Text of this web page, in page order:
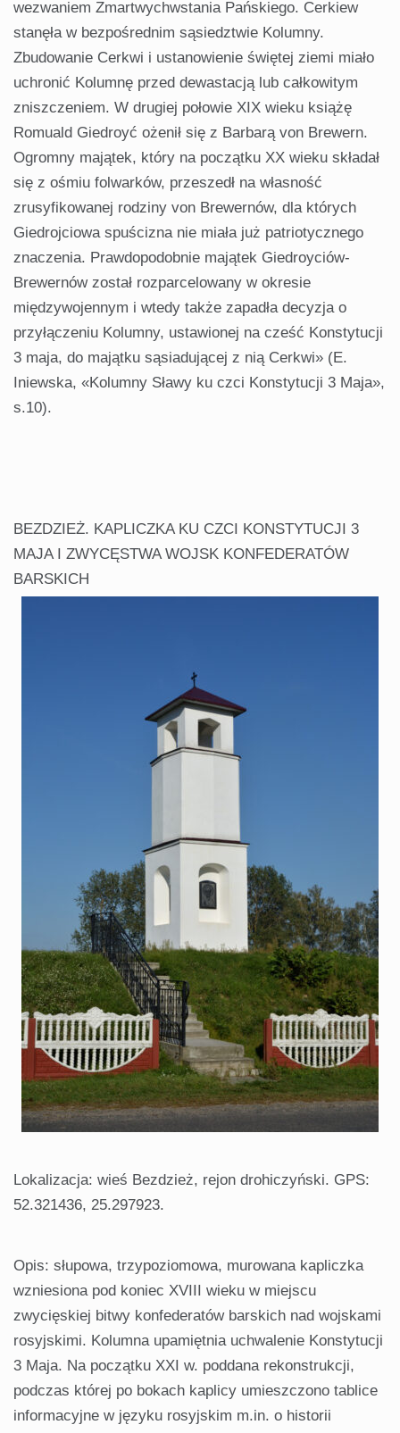
wezwaniem Zmartwychwstania Pańskiego. Cerkiew
stanęła w bezpośrednim sąsiedztwie Kolumny.
Zbudowanie Cerkwi i ustanowienie świętej ziemi miało
uchronić Kolumnę przed dewastacją lub całkowitym
zniszczeniem. W drugiej połowie XIX wieku książę
Romuald Giedroyć ożenił się z Barbarą von Brewern.
Ogromny majątek, który na początku XX wieku składał
się z ośmiu folwarków, przeszedł na własność
zrusyfikowanej rodziny von Brewernów, dla których
Giedrojciowa spuścizna nie miała już patriotycznego
znaczenia. Prawdopodobnie majątek Giedroyciów-
Brewernów został rozparcelowany w okresie
międzywojennym i wtedy także zapadła decyzja o
przyłączeniu Kolumny, ustawionej na cześć Konstytucji
3 maja, do majątku sąsiadującej z nią Cerkwi» (E.
Iniewska, «Kolumny Sławy ku czci Konstytucji 3 Maja»,
s.10).
BEZDZIEŻ. KAPLICZKA KU CZCI KONSTYTUCJI 3
MAJA I ZWYCĘSTWA WOJSK KONFEDERATÓW
BARSKICH
Lokalizacja: wieś Bezdzież, rejon drohiczyński. GPS:
52.321436, 25.297923.
Opis: słupowa, trzypoziomowa, murowana kapliczka
wzniesiona pod koniec XVIII wieku w miejscu
zwycięskiej bitwy konfederatów barskich nad wojskami
rosyjskimi. Kolumna upamiętnia uchwalenie Konstytucji
3 Maja. Na początku XXI w. poddana rekonstrukcji,
podczas której po bokach kaplicy umieszczono tablice
informacyjne w języku rosyjskim m.in. o historii